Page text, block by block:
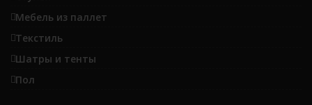
Мебель из паллет
Текстиль
Шатры и тенты
Пол